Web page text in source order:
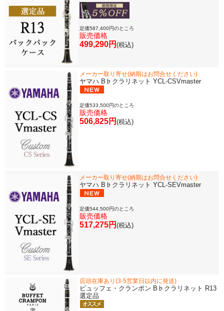
定価587,400円のところ
販売価格
499,290円 (税込)
メーカー取り寄せ(納期はお問合せください)
ヤマハ B♭クラリネット YCL-CSVmaster
定価533,500円のところ
販売価格
506,825円 (税込)
メーカー取り寄せ(納期はお問合せください)
ヤマハ B♭クラリネット YCL-SEVmaster
定価544,500円のところ
販売価格
517,275円 (税込)
店頭在庫あり(3-5営業日以内に発送)
ビュッフェ・クランポン B♭クラリネット R13
選定品